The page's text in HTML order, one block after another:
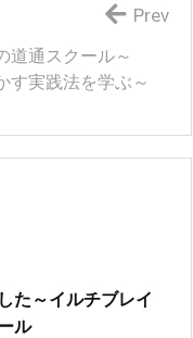
道通スクール～
す実践法を学ぶ～
Prev
た～イルチブレイ
ル